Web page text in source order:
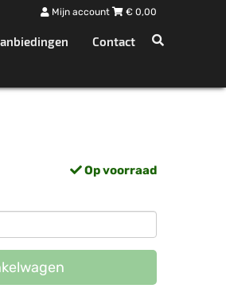
Mijn account € 0,00
Contact
Op voorraad